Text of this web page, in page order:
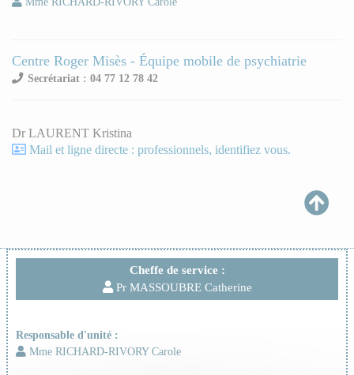
Cheffe de service :
Pr MASSOUBRE Catherine
Responsable d'unité :
Mme RICHARD-RIVORY Carole
Centre Roger Misès - Équipe mobile de psychiatrie
Secrétariat : 04 77 12 78 42
Dr LAURENT Kristina
Mail et ligne directe : professionnels, identifiez vous.